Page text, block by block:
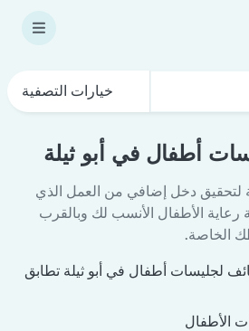
خيارات التصفية
أطفال في أبو ثيلة
لتحقيق دخل إضافي من العمل الذي
رعاية الأطفال الأنسب لك وبالقرب
الخاصة.
لجليسات أطفال في أبو ثيلة تطابق